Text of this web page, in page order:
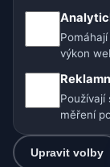
🇮🇳 Jižní a
Provozovatel:
© 2026 Počasí
výkon
Používají
měření
Upravit volby